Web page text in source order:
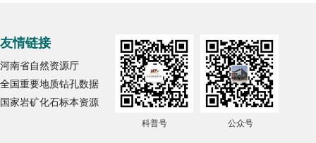
友情链接
河南省自然资源厅
全国重要地质钻孔数据
国家岩矿化石标本资源
科普号 公众号